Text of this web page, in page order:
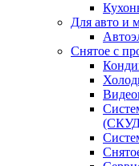
Для авто и
Снятое с